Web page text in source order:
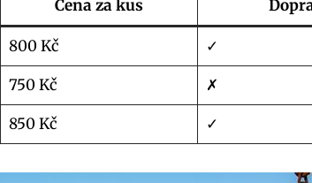
Cena za kus
800 Kč
✓
750​ Kč
✗
850 Kč ✓